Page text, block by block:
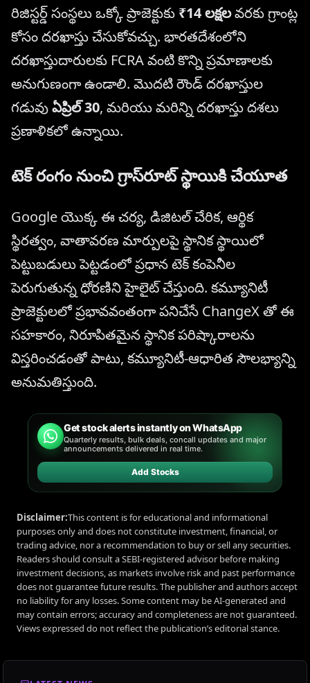
రిజిస్టర్డ్ సంస్థలు ఒక్కో ప్రాజెక్టుకు ₹14 లక్షలవరకు గ్రాంట్ల
కోసం దరఖాస్తు చేసుకోవచ్చు. భారతదేశంలోని
దరఖాస్తుదారులకు FCRA వంటి కొన్ని ప్రమాణాలకు
అనుగుణంగా ఉండాలి. మొదటి రౌండ్ దరఖాస్తుల
గడువుఏప్రిల్ 30, మరియు మరిన్ని దరఖాస్తు దశలు
ప్రణాళికలో ఉన్నాయి.
టెక్ రంగం నుంచి గ్రాస్‌రూట్ స్థాయికి చేయూత
Google యొక్క ఈ చర్య, డిజిటల్ చేరిక, ఆర్థిక
స్థిరత్వం, వాతావరణ మార్పులపై స్థానిక స్థాయిలో
పెట్టుబడులు పెట్టడంలో ప్రధాన టెక్ కంపెనీల
పెరుగుతున్న ధోరణిని హైలైట్ చేస్తుంది. కమ్యూనిటీ
ప్రాజెక్టులలో ప్రభావవంతంగా పనిచేసే ChangeX తో ఈ
సహకారం, నిరూపితమైన స్థానిక పరిష్కారాలను
విస్తరించడంతో పాటు, కమ్యూనిటీ-ఆధారిత సౌలభ్యాన్ని
అనుమతిస్తుంది.
Get stock alerts instantly on WhatsApp
Quarterly results, bulk deals, concall updates and major
announcements delivered in real time.
Add Stocks
Disclaimer:This content is for educational and informational
purposes only and does not constitute investment, financial, or
trading advice, nor a recommendation to buy or sell any securities.
Readers should consult a SEBI-registered advisor before making
investment decisions, as markets involve risk and past performance
does not guarantee future results. The publisher and authors accept
no liability for any losses. Some content may be AI-generated and
may contain errors; accuracy and completeness are not guaranteed.
Views expressed do not reflect the publication’s editorial stance.